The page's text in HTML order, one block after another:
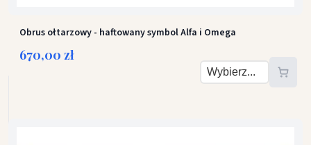
Obrus ołtarzowy - haftowany symbol Alfa i Omega
670,00 zł